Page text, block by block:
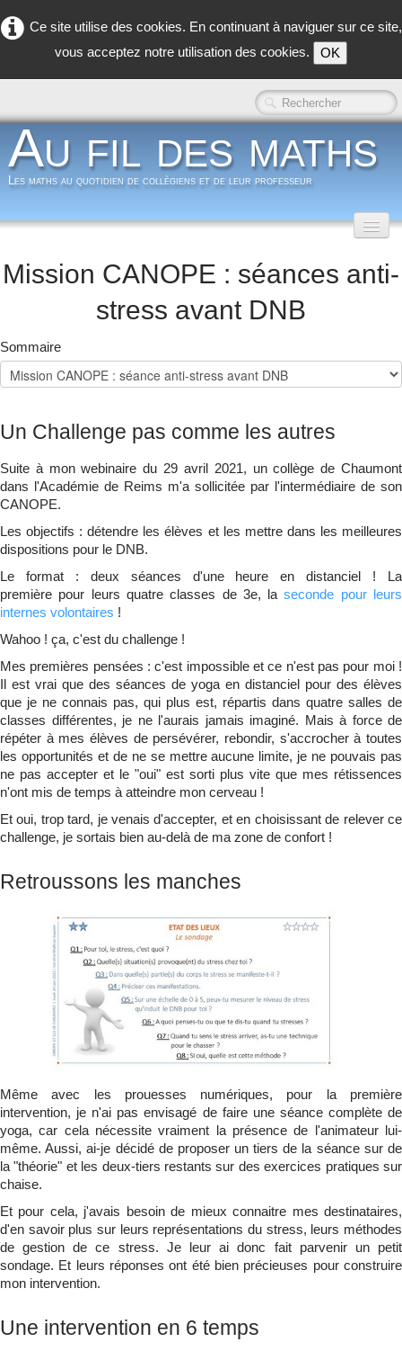
Ce site utilise des cookies. En continuant à naviguer sur ce site,
vous acceptez notre utilisation des cookies.
OK
Au fil des maths
Les maths au quotidien de collègiens et de leur professeur
Dans les coulisses▼
Qui suis-je ? ▼
Mission CANOPE : séances anti-
stress avant DNB
Sommaire
Un Challenge pas comme les autres
Suite à mon webinaire du 29 avril 2021, un collège de Chaumont
dans l'Académie de Reims m'a sollicitée par l'intermédiaire de son
CANOPE.
Les objectifs : détendre les élèves et les mettre dans les meilleures
dispositions pour le DNB.
Le format : deux séances d'une heure en distanciel ! La
première pour leurs quatre classes de 3e, laseconde pour leurs
internes volontaires !
Wahoo ! ça, c'est du challenge !
Mes premières pensées : c'est impossible et ce n'est pas pour moi !
Il est vrai que des séances de yoga en distanciel pour des élèves
que je ne connais pas, qui plus est, répartis dans quatre salles de
classes différentes, je ne l'aurais jamais imaginé. Mais à force de
répéter à mes élèves de persévérer, rebondir, s'accrocher à toutes
les opportunités et de ne se mettre aucune limite, je ne pouvais pas
ne pas accepter et le "oui" est sorti plus vite que mes rétissences
n'ont mis de temps à atteindre mon cerveau !
Et oui, trop tard, je venais d'accepter, et en choisissant de relever ce
challenge, je sortais bien au-delà de ma zone de confort !
Retroussons les manches
Même avec les prouesses numériques, pour la première
intervention, je n'ai pas envisagé de faire une séance complète de
yoga, car cela nécessite vraiment la présence de l'animateur lui-
même. Aussi, ai-je décidé de proposer un tiers de la séance sur de
la "théorie" et les deux-tiers restants sur des exercices pratiques sur
chaise.
Et pour cela, j'avais besoin de mieux connaitre mes destinataires,
d'en savoir plus sur leurs représentations du stress, leurs méthodes
de gestion de ce stress. Je leur ai donc fait parvenir un petit
sondage. Et leurs réponses ont été bien précieuses pour construire
mon intervention.
Une intervention en 6 temps